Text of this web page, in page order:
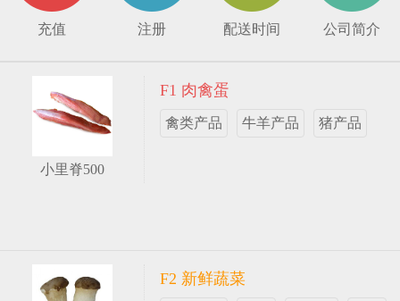
充值 注册 配送时间 公司简介
小里脊500
F1 肉禽蛋
禽类产品 牛羊产品 猪产品
F2 新鲜蔬菜